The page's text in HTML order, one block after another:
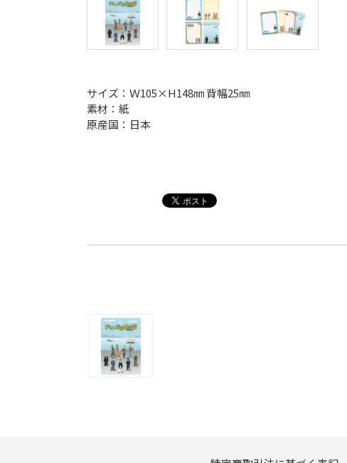
サイズ：Ｗ105×H148㎜ 背幅25㎜
素材：紙
原産国：日本